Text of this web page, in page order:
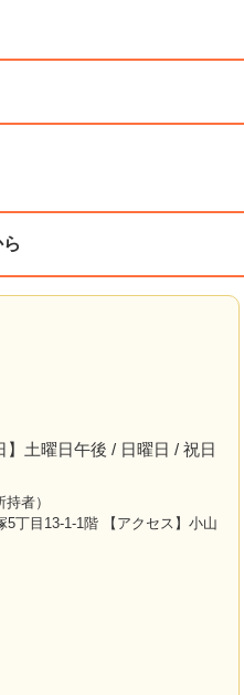
】土曜日午後 / 日曜日 / 祝日
者）
丁目13-1-1階 【アクセス】小山